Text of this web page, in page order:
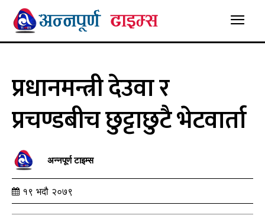
प्रधानमन्त्री देउवा र
प्रचण्डबीच छुट्टाछुटै भेटवार्ता
अन्नपूर्ण टाइम्स
१९ भदौ २०७९